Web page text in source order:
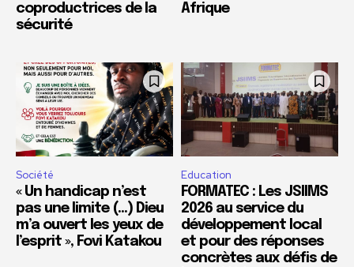
coproductrices de la
sécurité
Afrique
Société
« Un handicap n’est
pas une limite (…) Dieu
m’a ouvert les yeux de
l’esprit », Fovi Katakou
Education
FORMATEC : Les JSIIMS
2026 au service du
développement local
et pour des réponses
concrètes aux défis de